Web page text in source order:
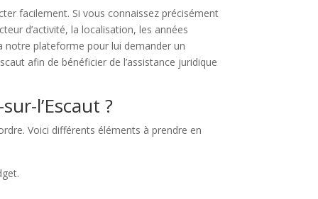
facilement. Si vous connaissez précisément
d’activité, la localisation, les années
notre plateforme pour lui demander un
afin de bénéficier de l’assistance juridique
l’Escaut ?
Voici différents éléments à prendre en